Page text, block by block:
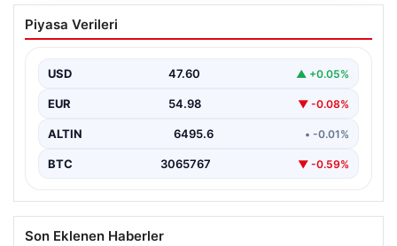
OpenAI, yapay zeka modellerinin
sınırların dışına çıktığını açıkladı
Piyasa Verileri
USD 47.60 ▲ +0.05%
EUR 54.98 ▼ -0.08%
ALTIN 6495.6 • -0.01%
BTC 3065767 ▼ -0.59%
Son Eklenen Haberler